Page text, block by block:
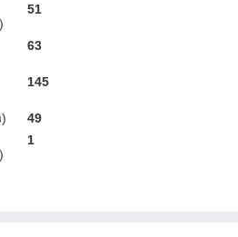
51
63
145
49
1